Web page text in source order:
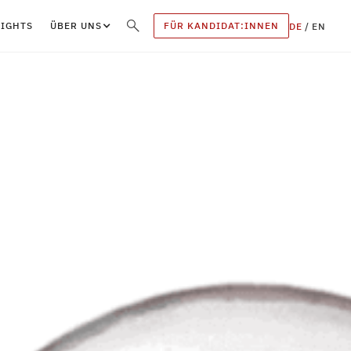
ÜBER UNS FÜR KANDIDAT:INNEN DE / EN